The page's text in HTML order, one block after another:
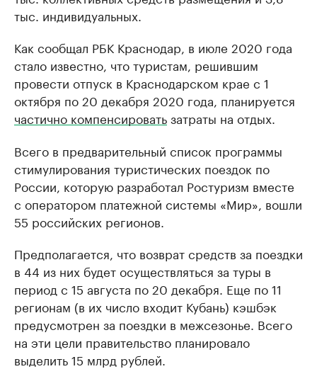
тыс. индивидуальных.
Как сообщал РБК Краснодар, в июле 2020 года
стало известно, что туристам, решившим
провести отпуск в Краснодарском крае с 1
октября по 20 декабря 2020 года, планируется
частично компенсироватьзатраты на отдых.
Всего в предварительный список программы
стимулирования туристических поездок по
России, которую разработал Ростуризм вместе
с оператором платежной системы «Мир», вошли
55 российских регионов.
Предполагается, что возврат средств за поездки
в 44 из них будет осуществляться за туры в
период с 15 августа по 20 декабря. Еще по 11
регионам (в их число входит Кубань) кэшбэк
предусмотрен за поездки в межсезонье. Всего
на эти цели правительство планировало
выделить 15 млрд рублей.